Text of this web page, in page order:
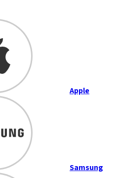
Apple
Samsung